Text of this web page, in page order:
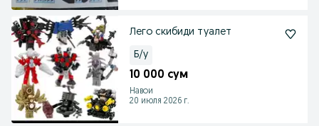
Лего скибиди туалет
Б/у
10 000 сум
Навои
20 июля 2026 г.